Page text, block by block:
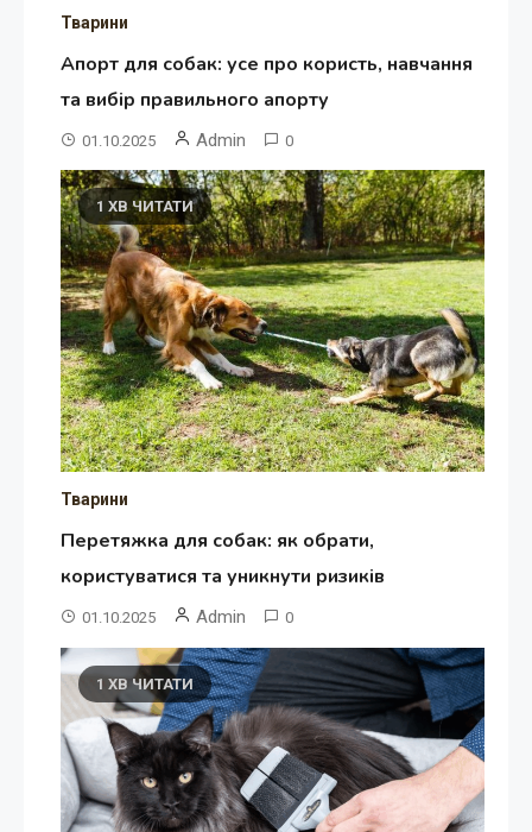
Тварини
Апорт для собак: усе про користь, навчання
та вибір правильного апорту
01.10.2025 Admin 0
1 ХВ ЧИТАТИ
Тварини
Перетяжка для собак: як обрати,
користуватися та уникнути ризиків
01.10.2025 Admin 0
1 ХВ ЧИТАТИ